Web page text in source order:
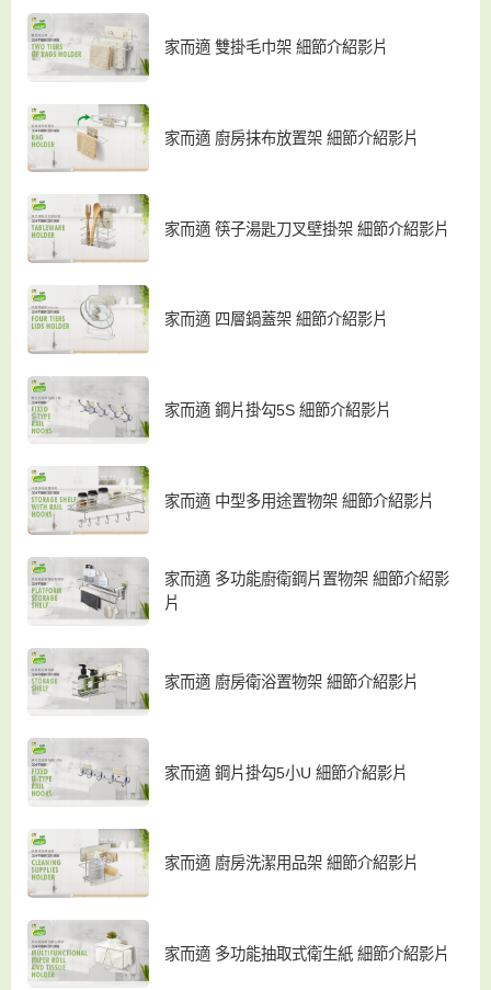
家而適 雙掛毛巾架 細節介紹影片
家而適 廚房抹布放置架 細節介紹影片
家而適 筷子湯匙刀叉壁掛架 細節介紹影片
家而適 四層鍋蓋架 細節介紹影片
家而適 鋼片掛勾5S 細節介紹影片
家而適 中型多用途置物架 細節介紹影片
家而適 多功能廚衛鋼片置物架 細節介紹影
片
家而適 廚房衛浴置物架 細節介紹影片
家而適 鋼片掛勾5小U 細節介紹影片
家而適 廚房洗潔用品架 細節介紹影片
家而適 多功能抽取式衛生紙 細節介紹影片